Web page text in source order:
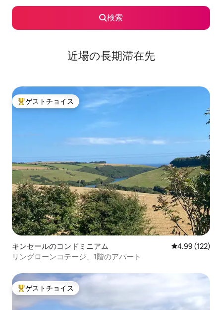
検索
近場の長期滞在先
大好評のゲストチョイスです。
ゲストチョイス
キンセールのコンドミニアム レビュー122
4.99 (122)
リングローンコテージ、1階のアパート
大好評のゲストチョイスです。
ゲストチョイス